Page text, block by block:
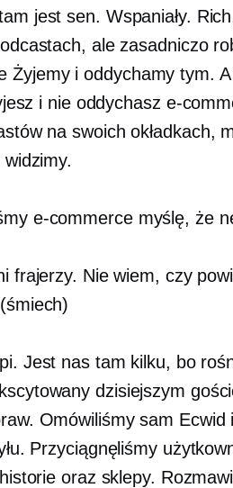
jest sen. Wspaniały.
ale zasadniczo
Żyjemy i oddychamy tym.
i nie oddychasz e-
na swoich okładkach,
e-commercemyślę, że
frajerzy. Nie wiem, czy
Jest nas tam kilku, bo
dzisiejszym
Omówiliśmy sam Ecwid
Przyciągnęliśmy
oraz sklepy.